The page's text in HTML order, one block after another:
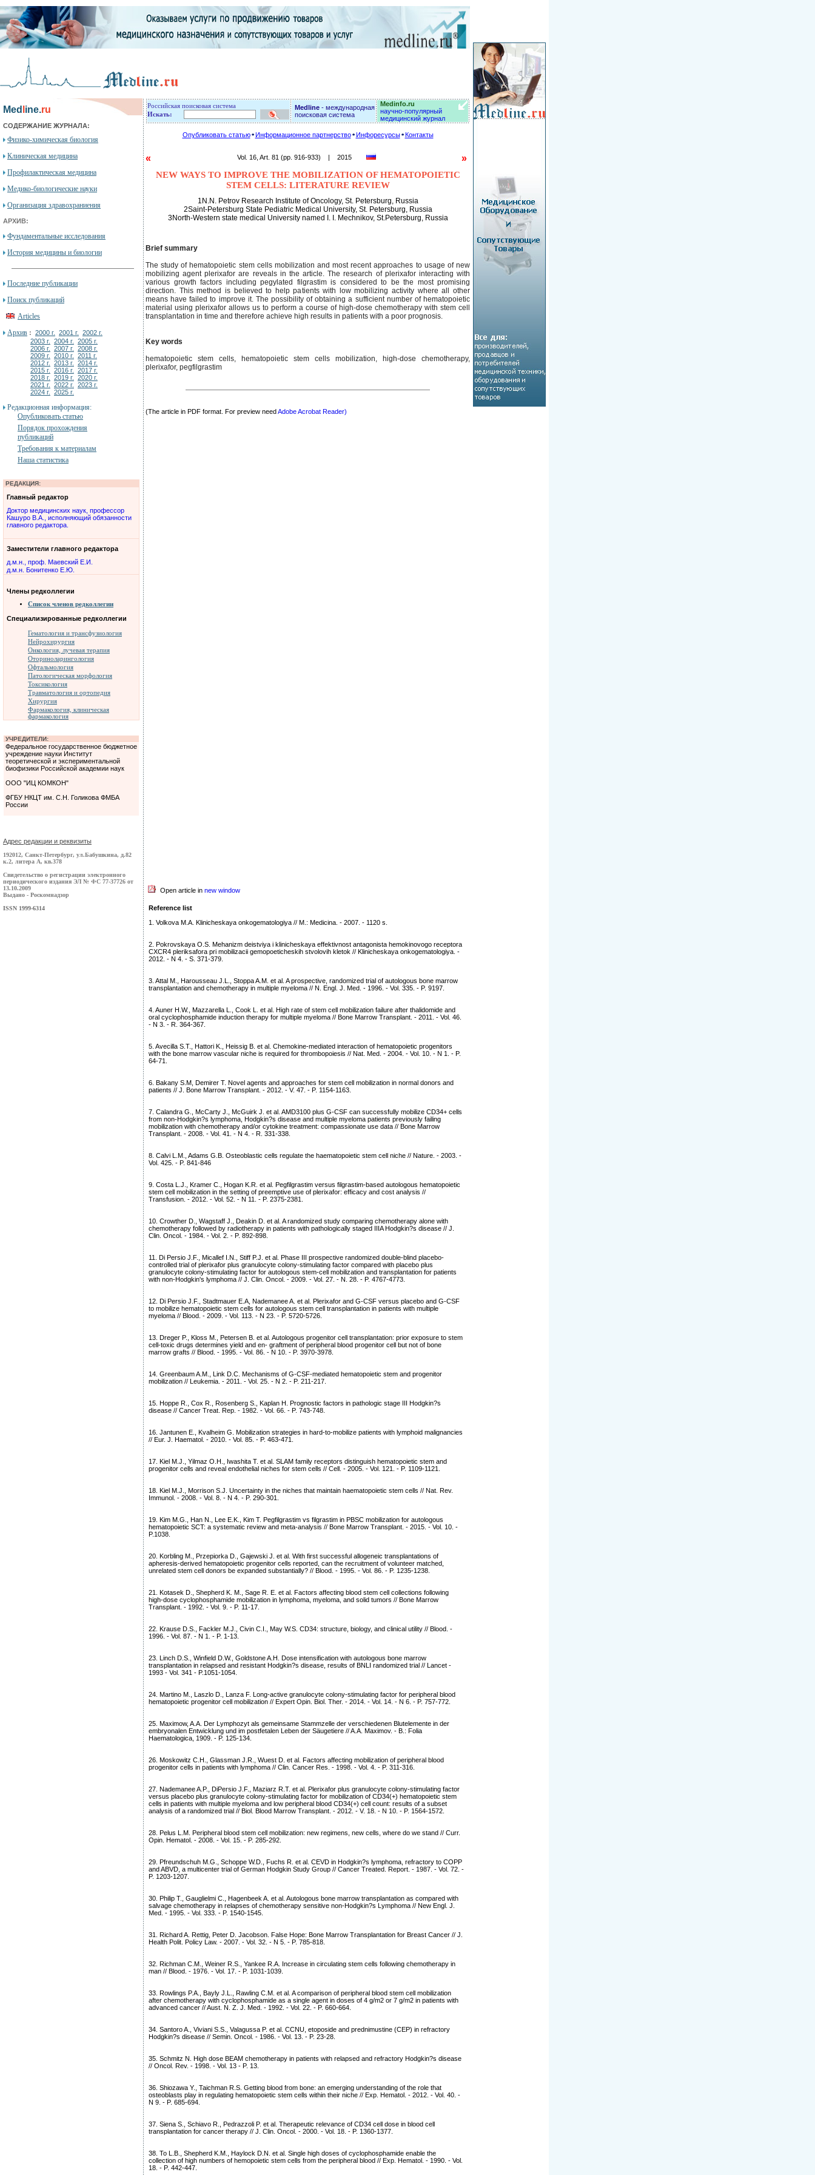
Med ine.ru
СОДЕРЖАНИЕ ЖУРНАЛА:
Физико-химическая биология
Клиническая медицина
Профилактическая медицина
Медико-биологические науки
Организация здравохраниения
АРХИВ:
Фундаментальные исследования
История медицины и биологии
Последние публикации
Поиск публикаций
Articles
Архив : 2000 г. 2001 г.
2002 г.
2003 г.
2004 г.
2005 г.
2006 г.
2007 г.
2008 г.
2009 г.
2010 г.
2011 г.
2012 г.
2013 г.
2014 г.
2015 г.
2016 г.
2017 г.
2018 г.
2019 г.
2020 г.
2021 г.
2022 г.
2023 г.
2024 г.
2025 г.
Редакционная информация:
Опубликовать статью
Порядок прохождения
публикаций
Требования к материалам
Наша статистика
РЕДАКЦИЯ:
Главный редактор
Доктор медицинских наук, профессор
Кашуро В.А., исполняющий обязанности
главного редактора.
Заместители главного редактора
д.м.н., проф. Маевский Е.И.
д.м.н. Бонитенко Е.Ю.
Члены редколлегии
Список членов редколлегии
Специализированные редколлегии
Гематология и трансфузиология
Нейрохирургия
Онкология, лучевая терапия
Оториноларингология
Офтальмология
Патологическая морфология
Токсикология
Травматология и ортопедия
Хирургия
Фармакология, клиническая
фармакология
УЧРЕДИТЕЛИ:
Федеральное государственное бюджетное
учреждение науки Институт
теоретической и экспериментальной
биофизики Российской академии наук
ООО "ИЦ КОМКОН"
ФГБУ НКЦТ им. С.Н. Голикова ФМБА
России
Адрес редакции и реквизиты
192012, Санкт-Петербург, ул.Бабушкина, д.82
к.2, литера А, кв.378
Свидетельство о регистрации электронного
периодического издания ЭЛ № ФС 77-37726 от
13.10.2009
Выдано - Роскомнадзор
ISSN 1999-6314
Российская поисковая система
Искать:
Medline - международная
поисковая система
Medinfo.ru
научно-популярный
медицинский журнал
Опубликовать статью Информационное партнерство Инфоресурсы Контакты
« Vol. 16, Art. 81 (pp. 916-933) | 2015 »
NEW WAYS TO IMPROVE THE MOBILIZATION OF HEMATOPOIETIC
STEM CELLS: LITERATURE REVIEW
1N.N. Petrov Research Institute of Oncology, St. Petersburg, Russia
2Saint-Petersburg State Pediatric Medical University, St. Petersburg, Russia
3North-Western state medical University named I. I. Mechnikov, St.Petersburg, Russia
Brief summary
The study of hematopoietic stem cells mobilization and most recent approaches to usage of new
mobilizing agent plerixafor are reveals in the article. The research of plerixafor interacting with
various growth factors including pegylated filgrastim is considered to be the most promising
direction. This method is believed to help patients with low mobilizing activity where all other
means have failed to improve it. The possibility of obtaining a sufficient number of hematopoietic
material using plerixafor allows us to perform a course of high-dose chemotherapy with stem cell
transplantation in time and therefore achieve high results in patients with a poor prognosis.
Key words
hematopoietic stem cells, hematopoietic stem cells mobilization, high-dose chemotherapy,
pleriхafor, pegfilgrastim
(The article in PDF format. For preview needAdobe Acrobat Reader)
Open article in new window
Reference list
1. Volkova M.A. Klinicheskaya onkogematologiya // M.: Medicina. - 2007. - 1120 s.
2. Pokrovskaya O.S. Mehanizm deistviya i klinicheskaya effektivnost antagonista hemokinovogo receptora
CXCR4 pleriksafora pri mobilizacii gemopoeticheskih stvolovih kletok // Klinicheskaya onkogematologiya. -
2012. - N 4. - S. 371-379.
3. Attal M., Harousseau J.L., Stoppa A.M. et al. A prospective, randomized trial of autologous bone marrow
transplantation and chemotherapy in multiple myeloma // N. Engl. J. Med. - 1996. - Vol. 335. - P. 9197.
4. Auner H.W., Mazzarella L., Cook L. et al. High rate of stem cell mobilization failure after thalidomide and
oral cyclophosphamide induction therapy for multiple myeloma // Bone Marrow Transplant. - 2011. - Vol. 46.
- N 3. - R. 364-367.
5. Avecilla S.T., Hattori K., Heissig B. et al. Chemokine-mediated interaction of hematopoietic progenitors
with the bone marrow vascular niche is required for thrombopoiesis // Nat. Med. - 2004. - Vol. 10. - N 1. - P.
64-71.
6. Bakany S.M, Demirer T. Novel agents and approaches for stem cell mobilization in normal donors and
patients // J. Bone Marrow Transplant. - 2012. - V. 47. - P. 1154-1163.
7. Calandra G., McCarty J., McGuirk J. et al. AMD3100 plus G-CSF can successfully mobilize CD34+ cells
from non-Hodgkin?s lymphoma, Hodgkin?s disease and multiple myeloma patients previously failing
mobilization with chemotherapy and/or cytokine treatment: compassionate use data // Bone Marrow
Transplant. - 2008. - Vol. 41. - N 4. - R. 331-338.
8. Calvi L.M., Adams G.B. Osteoblastic cells regulate the haematopoietic stem cell niche // Nature. - 2003. -
Vol. 425. - P. 841-846
9. Costa L.J., Kramer C., Hogan K.R. et al. Pegfilgrastim versus filgrastim-based autologous hematopoietic
stem cell mobilization in the setting of preemptive use of plerixafor: efficacy and cost analysis //
Transfusion. - 2012. - Vol. 52. - N 11. - P. 2375-2381.
10. Crowther D., Wagstaff J., Deakin D. et al. A randomized study comparing chemotherapy alone with
chemotherapy followed by radiotherapy in patients with pathologically staged IIIA Hodgkin?s disease // J.
Clin. Oncol. - 1984. - Vol. 2. - P. 892-898.
11. Di Persio J.F., Micallef I.N., Stiff P.J. et al. Phase III prospective randomized double-blind placebo-
controlled trial of plerixafor plus granulocyte colony-stimulating factor compared with placebo plus
granulocyte colony-stimulating factor for autologous stem-cell mobilization and transplantation for patients
with non-Hodgkin's lymphoma // J. Clin. Oncol. - 2009. - Vol. 27. - N. 28. - P. 4767-4773.
12. Di Persio J.F., Stadtmauer E.A, Nademanee A. et al. Plerixafor and G-CSF versus placebo and G-CSF
to mobilize hematopoietic stem cells for autologous stem cell transplantation in patients with multiple
myeloma // Blood. - 2009. - Vol. 113. - N 23. - P. 5720-5726.
13. Dreger P., Kloss M., Petersen B. et al. Autologous progenitor cell transplantation: prior exposure to stem
cell-toxic drugs determines yield and en- graftment of peripheral blood progenitor cell but not of bone
marrow grafts // Blood. - 1995. - Vol. 86. - N 10. - P. 3970-3978.
14. Greenbaum A.M., Link D.C. Mechanisms of G-CSF-mediated hematopoietic stem and progenitor
mobilization // Leukemia. - 2011. - Vol. 25. - N 2. - P. 211-217.
15. Hoppe R., Cox R., Rosenberg S., Kaplan H. Prognostic factors in pathologic stage III Hodgkin?s
disease // Cancer Treat. Rep. - 1982. - Vol. 66. - P. 743-748.
16. Jantunen E., Kvalheim G. Mobilization strategies in hard-to-mobilize patients with lymphoid malignancies
// Eur. J. Haematol. - 2010. - Vol. 85. - P. 463-471.
17. Kiel M.J., Yilmaz O.H., Iwashita T. et al. SLAM family receptors distinguish hematopoietic stem and
progenitor cells and reveal endothelial niches for stem cells // Cell. - 2005. - Vol. 121. - P. 1109-1121.
18. Kiel M.J., Morrison S.J. Uncertainty in the niches that maintain haematopoietic stem cells // Nat. Rev.
Immunol. - 2008. - Vol. 8. - N 4. - P. 290-301.
19. Kim M.G., Han N., Lee E.K., Kim T. Pegfilgrastim vs filgrastim in PBSC mobilization for autologous
hematopoietic SCT: a systematic review and meta-analysis // Bone Marrow Transplant. - 2015. - Vol. 10. -
P.1038.
20. Korbling M., Przepiorka D., Gajewski J. et al. With first successful allogeneic transplantations of
apheresis-derived hematopoietic progenitor cells reported, can the recruitment of volunteer matched,
unrelated stem cell donors be expanded substantially? // Blood. - 1995. - Vol. 86. - P. 1235-1238.
21. Kotasek D., Shepherd K. M., Sage R. E. et al. Factors affecting blood stem cell collections following
high-dose cyclophosphamide mobilization in lymphoma, myeloma, and solid tumors // Bone Marrow
Transplant. - 1992. - Vol. 9. - P. 11-17.
22. Krause D.S., Fackler M.J., Civin C.I., May W.S. CD34: structure, biology, and clinical utility // Blood. -
1996. - Vol. 87. - N 1. - P. 1-13.
23. Linch D.S., Winfield D.W., Goldstone A.H. Dose intensification with autologous bone marrow
transplantation in relapsed and resistant Hodgkin?s disease, results of BNLI randomized trial // Lancet -
1993 - Vol. 341 - P.1051-1054.
24. Martino M., Laszlo D., Lanza F. Long-active granulocyte colony-stimulating factor for peripheral blood
hematopoietic progenitor cell mobilization // Expert Opin. Biol. Ther. - 2014. - Vol. 14. - N 6. - P. 757-772.
25. Maximow, A.A. Der Lymphozyt als gemeinsame Stammzelle der verschiedenen Blutelemente in der
embryonalen Entwicklung und im postfetalen Leben der Säugetiere // A.A. Maximov. - B.: Folia
Haematologica, 1909. - P. 125-134.
26. Moskowitz C.H., Glassman J.R., Wuest D. et al. Factors affecting mobilization of peripheral blood
progenitor cells in patients with lymphoma // Clin. Cancer Res. - 1998. - Vol. 4. - P. 311-316.
27. Nademanee A.P., DiPersio J.F., Maziarz R.T. et al. Plerixafor plus granulocyte colony-stimulating factor
versus placebo plus granulocyte colony-stimulating factor for mobilization of CD34(+) hematopoietic stem
cells in patients with multiple myeloma and low peripheral blood CD34(+) cell count: results of a subset
analysis of a randomized trial // Biol. Blood Marrow Transplant. - 2012. - V. 18. - N 10. - P. 1564-1572.
28. Pelus L.M. Peripheral blood stem cell mobilization: new regimens, new cells, where do we stand // Curr.
Opin. Hematol. - 2008. - Vol. 15. - P. 285-292.
29. Pfreundschuh M.G., Schoppe W.D., Fuchs R. et al. CEVD in Hodgkin?s lymphoma, refractory to COPP
and ABVD, a multicenter trial of German Hodgkin Study Group // Cancer Treated. Report. - 1987. - Vol. 72. -
P. 1203-1207.
30. Philip T., Gauglielmi C., Hagenbeek A. et al. Autologous bone marrow transplantation as compared with
salvage chemotherapy in relapses of chemotherapy sensitive non-Hodgkin?s Lymphoma // New Engl. J.
Med. - 1995. - Vol. 333. - P. 1540-1545.
31. Richard A. Rettig, Peter D. Jacobson. False Hope: Bone Marrow Transplantation for Breast Cancer // J.
Health Polit. Policy Law. - 2007. - Vol. 32. - N 5. - P. 785-818.
32. Richman C.M., Weiner R.S., Yankee R.A. Increase in circulating stem cells following chemotherapy in
man // Blood. - 1976. - Vol. 17. - P. 1031-1039.
33. Rowlings P.A., Bayly J.L., Rawling C.M. et al. A comparison of peripheral blood stem cell mobilization
after chemotherapy with cyclophosphamide as a single agent in doses of 4 g/m2 or 7 g/m2 in patients with
advanced cancer // Aust. N. Z. J. Med. - 1992. - Vol. 22. - P. 660-664.
34. Santoro A., Viviani S.S., Valagussa P. et al. CCNU, etoposide and prednimustine (CEP) in refractory
Hodgkin?s disease // Semin. Oncol. - 1986. - Vol. 13. - P. 23-28.
35. Schmitz N. High dose BEAM chemotherapy in patients with relapsed and refractory Hodgkin?s disease
// Oncol. Rev. - 1998. - Vol. 13 - P. 13.
36. Shiozawa Y., Taichman R.S. Getting blood from bone: an emerging understanding of the role that
osteoblasts play in regulating hematopoietic stem cells within their niche // Exp. Hematol. - 2012. - Vol. 40. -
N 9. - P. 685-694.
37. Siena S., Schiavo R., Pedrazzoli P. et al. Therapeutic relevance of CD34 cell dose in blood cell
transplantation for cancer therapy // J. Clin. Oncol. - 2000. - Vol. 18. - P. 1360-1377.
38. To L.B., Shepherd K.M., Haylock D.N. et al. Single high doses of cyclophosphamide enable the
collection of high numbers of hemopoietic stem cells from the peripheral blood // Exp. Hematol. - 1990. - Vol.
18. - P. 442-447.